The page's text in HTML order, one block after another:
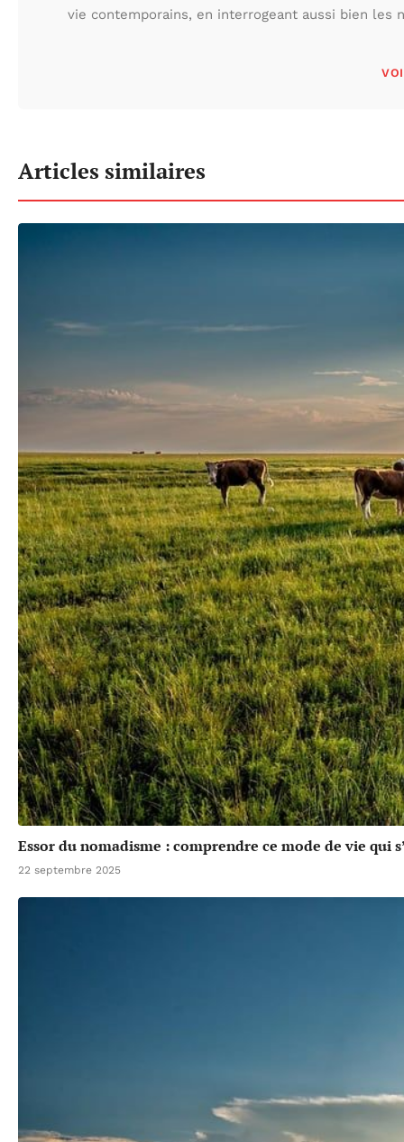
vie contemporains, en interrogeant aussi bien
Articles similaires
Essor du nomadisme : comprendre ce mode de vie qui
22 septembre 2025